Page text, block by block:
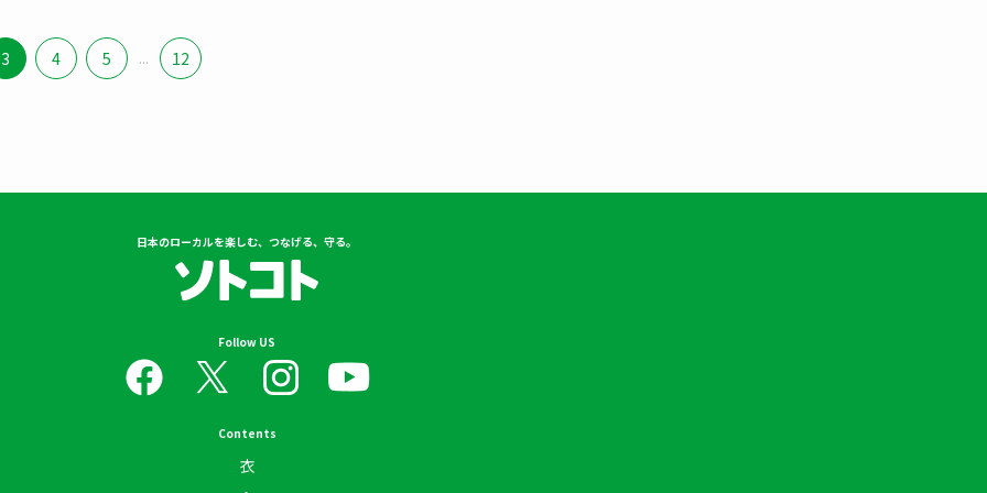
3 4 5 ... 12
日本のローカルを楽しむ、つなげる、守る。
Follow US
Contents
衣